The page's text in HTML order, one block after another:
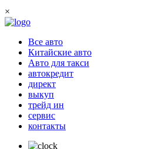
×
Все авто
Китайские авто
Авто для такси
автокредит
директ
выкуп
трейд ин
сервис
контакты